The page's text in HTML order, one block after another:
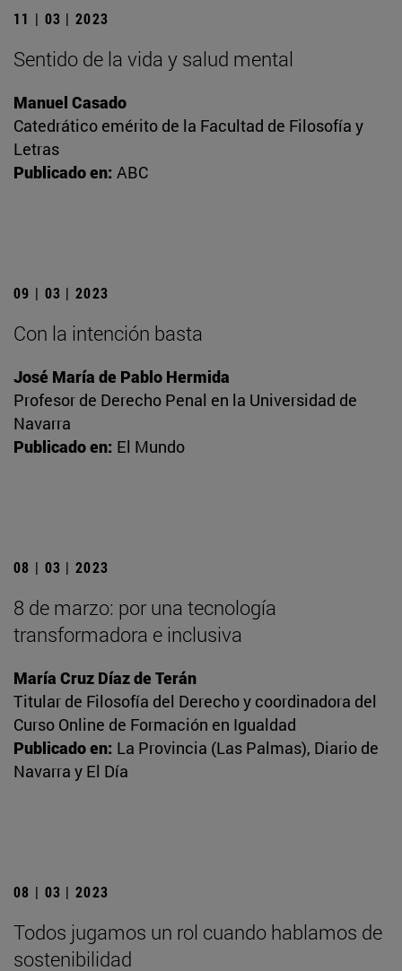
11 | 03 | 2023
Sentido de la vida y salud mental
Manuel Casado
Catedrático emérito de la Facultad de Filosofía y
Letras
Publicado en: ABC
09 | 03 | 2023
Con la intención basta
José María de Pablo Hermida
Profesor de Derecho Penal en la Universidad de
Navarra
Publicado en: El Mundo
08 | 03 | 2023
8 de marzo: por una tecnología
transformadora e inclusiva
María Cruz Díaz de Terán
Titular de Filosofía del Derecho y coordinadora del
Curso Online de Formación en Igualdad
Publicado en: La Provincia (Las Palmas), Diario de
Navarra y El Día
08 | 03 | 2023
Todos jugamos un rol cuando hablamos de
sostenibilidad